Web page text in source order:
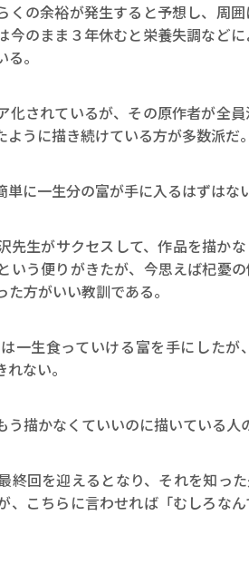
くの余裕が発生すると予想し、周
今のまま３年休むと栄養失調など
。
化されているが、その原作者が全
うに描き続けている方が多数派だ。
に一生分の富が手に入るはずはな
先生がサクセスして、作品を描かな
いう便りがきたが、今思えば杞憂
方がいい教訓である。
一生食っていける富を手にした
ない。
描かなくていいのに描いている人
終回を迎えるとなり、それを知っ
、こちらに言わせれば「むしろな